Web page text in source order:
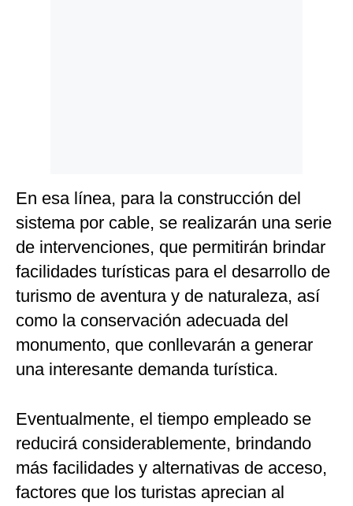
En esa línea, para la construcción del
sistema por cable, se realizarán una serie
de intervenciones, que permitirán brindar
facilidades turísticas para el desarrollo de
turismo de aventura y de naturaleza, así
como la conservación adecuada del
monumento, que conllevarán a generar
una interesante demanda turística.
Eventualmente, el tiempo empleado se
reducirá considerablemente, brindando
más facilidades y alternativas de acceso,
factores que los turistas aprecian al